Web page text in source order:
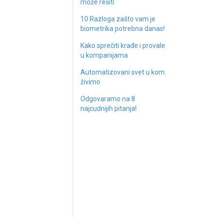
može rešiti
10 Razloga zašto vam je
biometrika potrebna danas!
Kako sprečiti krađe i provale
u kompanijama
Automatizovani svet u kom
živimo
Odgovaramo na 8
najcudnijih pitanja!